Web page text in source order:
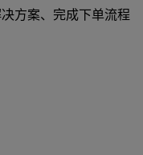
方案、完成下单流程